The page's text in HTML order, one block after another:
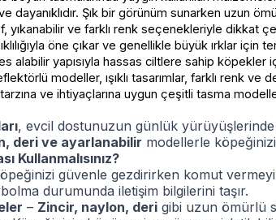
dayanıklıdır. Şık bir görünüm sunarken uzun
yıkanabilir ve farklı renk seçenekleriyle dikkat
öne çıkar ve genellikle büyük ırklar için
alabilir yapısıyla hassas ciltlere sahip köpekler
modeller, ışıklı tasarımlar, farklı renk
ve ihtiyaçlarına uygun çeşitli tasma
, evcil dostunuzun günlük
deri ve ayarlanabilir modellerle
Kullanmalısınız?
güvenle gezdirirken komut vermeyi
durumunda iletişim bilgilerini taşır.
– Zincir, naylon, deri gibi uzun ömürlü